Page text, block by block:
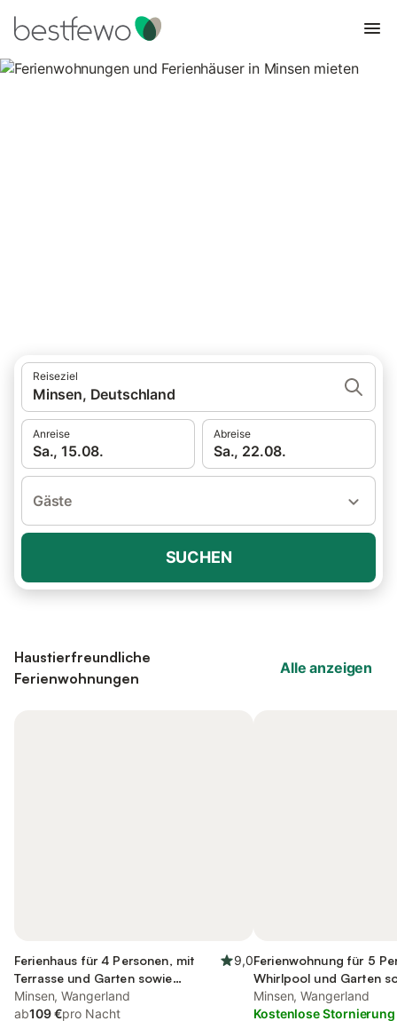
Reiseziel
Minsen, Deutschland
Anreise
Sa., 15.08.
Abreise
Sa., 22.08.
Gäste
SUCHEN
Haustierfreundliche
Ferienwohnungen
Alle anzeigen
Ferienhaus für 4 Personen, mit
Terrasse und Garten sowie
Ausblick
9,0
Minsen, Wangerland
ab109 €pro Nacht
Ferienwohnung für 5
Whirlpool und Garten
und Sauna
Minsen, Wangerland
Kostenlose Stornierung